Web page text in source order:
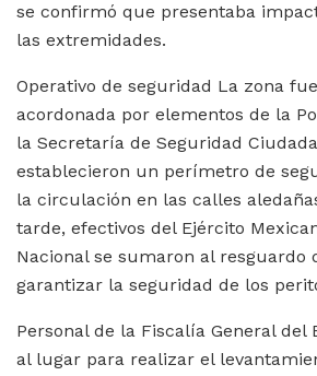
se confirmó que presentaba
las extremidades.
Operativo de seguridad La zona
acordonada por elementos de la
la Secretaría de Seguridad
establecieron un perímetro de
la circulación en las calles
tarde, efectivos del Ejército
Nacional se sumaron al resguardo
garantizar la seguridad de los
Personal de la Fiscalía General del
al lugar para realizar el